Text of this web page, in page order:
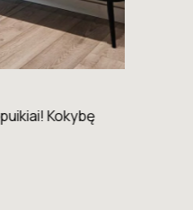
Kokybę